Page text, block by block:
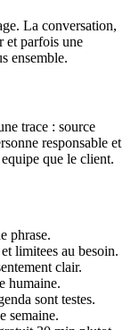
La conversation,
et parfois une
ensemble.
trace : source
responsable et
que le client.
phrase.
limitees au besoin.
clair.
humaine.
sont testes.
semaine.